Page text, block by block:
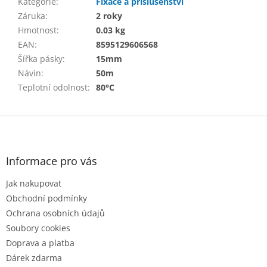
Záruka:
2 roky
Hmotnost:
0.03 kg
EAN:
8595129606568
Šířka pásky:
15mm
Návin:
50m
Teplotní odolnost: 80°C
Z
Informace pro vás
Jak nakupovat
Obchodní podmínky
Ochrana osobních údajů
Soubory cookies
Doprava a platba
Dárek zdarma